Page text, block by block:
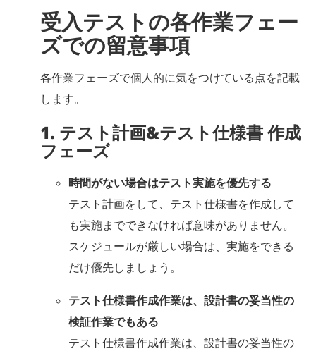
受入テストの各作業フェー
ズでの留意事項
各作業フェーズで個人的に気をつけている点を記載
します。
1. テスト計画&テスト仕様書 作成
フェーズ
時間がない場合はテスト実施を優先する
テスト計画をして、テスト仕様書を作成して
も実施までできなければ意味がありません。
スケジュールが厳しい場合は、実施をできる
だけ優先しましょう。
テスト仕様書作成作業は、設計書の妥当性の
検証作業でもある
テスト仕様書作成作業は、設計書の妥当性の